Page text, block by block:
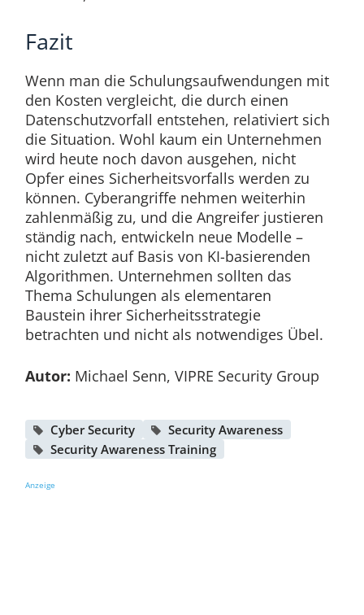
Fazit
Wenn man die Schulungsaufwendungen mit
den Kosten vergleicht, die durch einen
Datenschutzvorfall entstehen, relativiert sich
die Situation. Wohl kaum ein Unternehmen
wird heute noch davon ausgehen, nicht
Opfer eines Sicherheitsvorfalls werden zu
können. Cyberangriffe nehmen weiterhin
zahlenmäßig zu, und die Angreifer justieren
ständig nach, entwickeln neue Modelle –
nicht zuletzt auf Basis von KI-basierenden
Algorithmen. Unternehmen sollten das
Thema Schulungen als elementaren
Baustein ihrer Sicherheitsstrategie
betrachten und nicht als notwendiges Übel.
Autor: Michael Senn, VIPRE Security Group
Cyber Security
Security Awareness
Security Awareness Training
Anzeige